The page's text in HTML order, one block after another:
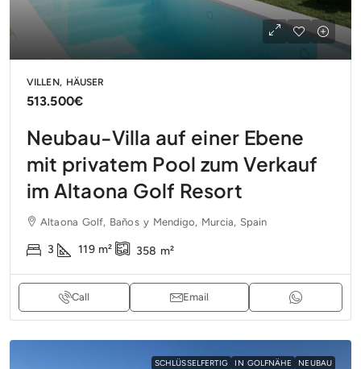
VILLEN, HÄUSER
513.500€
Neubau-Villa auf einer Ebene
mit privatem Pool zum Verkauf
im Altaona Golf Resort
Altaona Golf, Baños y Mendigo, Murcia, Spain
3 119 m² 358 m²
Call Email
SCHLÜSSELFERTIG IN GOLFNÄHE NEUBAU